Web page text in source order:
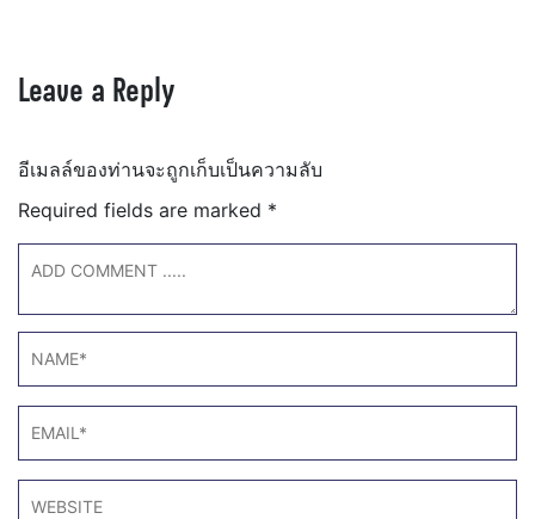
Leave a Reply
อีเมลล์ของท่านจะถูกเก็บเป็นความลับ
Required fields are marked *